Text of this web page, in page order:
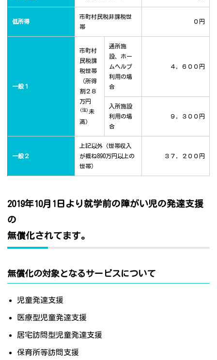
低所得
市町村民税非課税世
帯
０円
一般１
市町村
民税課
税世帯
（所得
割２８
万円
(注) 未
満）
通所施
設、ホー
ムヘルプ
利用の場
合
４，６００円
入所施設
利用の場
合
９，３００円
一般２
上記以外（世帯収入
が概ね890万円以上の
世帯）
３７，２００円
2019年10月1日より就学前の障がい児の発達支援
の
無償化されてます。
無償化の対象となるサービスについて
児童発達支援
医療型児童発達支援
居宅訪問型児童発達支援
保育所等訪問支援